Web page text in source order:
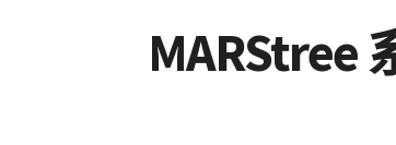
MARStree